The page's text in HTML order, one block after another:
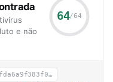
e não
64/64